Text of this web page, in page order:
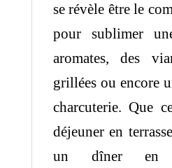
se révèle être le
pour sublimer
aromates, des
grillées ou encore
charcuterie. Que
déjeuner en
un dîner en